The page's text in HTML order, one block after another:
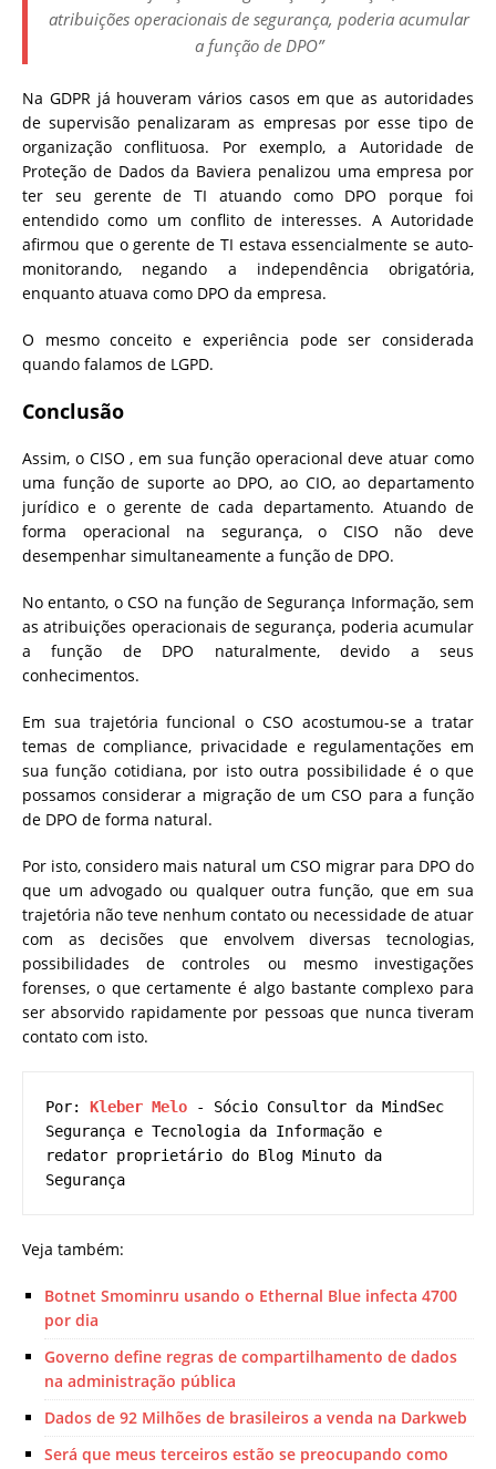
atribuições operacionais de segurança, poderia acumular
a função de DPO”
Na GDPR já houveram vários casos em que as autoridades
de supervisão penalizaram as empresas por esse tipo de
organização conflituosa. Por exemplo, a Autoridade de
Proteção de Dados da Baviera penalizou uma empresa por
ter seu gerente de TI atuando como DPO porque foi
entendido como um conflito de interesses. A Autoridade
afirmou que o gerente de TI estava essencialmente se auto-
monitorando, negando a independência obrigatória,
enquanto atuava como DPO da empresa.
O mesmo conceito e experiência pode ser considerada
quando falamos de LGPD.
Conclusão
Assim, o CISO , em sua função operacional deve atuar como
uma função de suporte ao DPO, ao CIO, ao departamento
jurídico e o gerente de cada departamento. Atuando de
forma operacional na segurança, o CISO não deve
desempenhar simultaneamente a função de DPO.
No entanto, o CSO na função de Segurança Informação, sem
as atribuições operacionais de segurança, poderia acumular
a função de DPO naturalmente, devido a seus
conhecimentos.
Em sua trajetória funcional o CSO acostumou-se a tratar
temas de compliance, privacidade e regulamentações em
sua função cotidiana, por isto outra possibilidade é o que
possamos considerar a migração de um CSO para a função
de DPO de forma natural.
Por isto, considero mais natural um CSO migrar para DPO do
que um advogado ou qualquer outra função, que em sua
trajetória não teve nenhum contato ou necessidade de atuar
com as decisões que envolvem diversas tecnologias,
possibilidades de controles ou mesmo investigações
forenses, o que certamente é algo bastante complexo para
ser absorvido rapidamente por pessoas que nunca tiveram
contato com isto.
Por: Kleber Melo - Sócio Consultor da MindSec
Segurança e Tecnologia da Informação e
redator proprietário do Blog Minuto da
Segurança
Veja também:
Botnet Smominru usando o Ethernal Blue infecta 4700
por dia
Governo define regras de compartilhamento de dados
na administração pública
Dados de 92 Milhões de brasileiros a venda na Darkweb
Será que meus terceiros estão se preocupando como